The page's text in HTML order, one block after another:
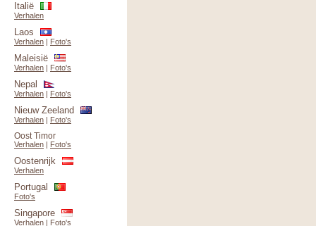
Italië
Verhalen
Laos
Verhalen | Foto's
Maleisië
Verhalen | Foto's
Nepal
Verhalen | Foto's
Nieuw Zeeland
Verhalen | Foto's
Oost Timor
Verhalen | Foto's
Oostenrijk
Verhalen
Portugal
Foto's
Singapore
Verhalen | Foto's